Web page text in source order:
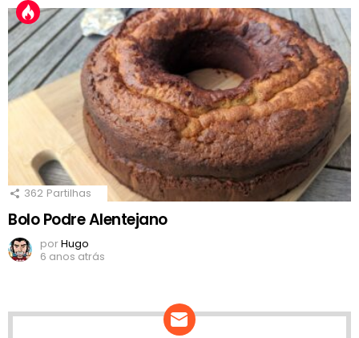
362 Partilhas
Bolo Podre Alentejano
porHugo
6 anos atrás